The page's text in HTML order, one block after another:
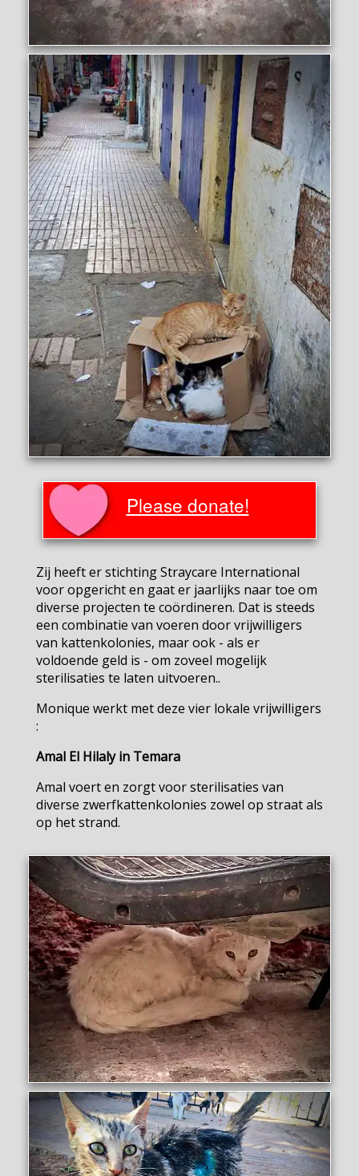
Please donate!
Zij heeft er stichting Straycare International
voor opgericht en gaat er jaarlijks naar toe om
diverse projecten te coördineren. Dat is steeds
een combinatie van voeren door vrijwilligers
van kattenkolonies, maar ook - als er
voldoende geld is - om zoveel mogelijk
sterilisaties te laten uitvoeren..
Monique werkt met deze vier lokale vrijwilligers
:
Amal El Hilaly in Temara
Amal voert en zorgt voor sterilisaties van
diverse zwerfkattenkolonies zowel op straat als
op het strand.